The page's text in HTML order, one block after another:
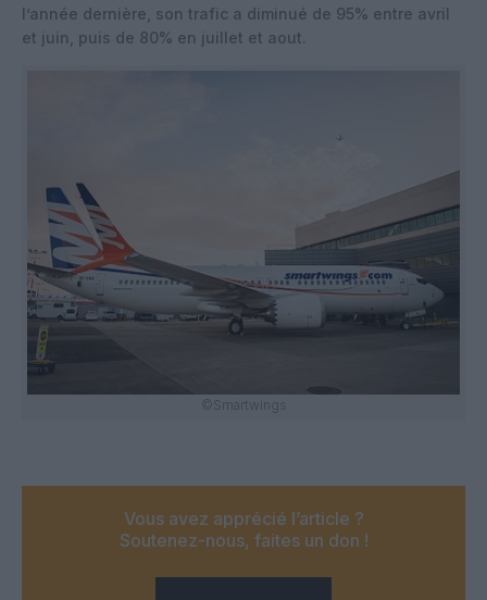
l’année dernière, son trafic a diminué de 95% entre avril
et juin, puis de 80% en juillet et aout.
©Smartwings
Vous avez apprécié l’article ?
Soutenez-nous, faites un don !